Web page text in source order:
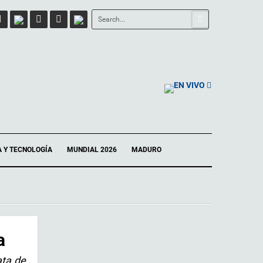
EN VIVO
Y TECNOLOGÍA MUNDIAL 2026 MADURO